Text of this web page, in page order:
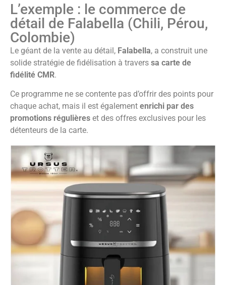
L’exemple : le commerce de
détail de Falabella (Chili, Pérou,
Colombie)
Le géant de la vente au détail, Falabella, a construit une
solide stratégie de fidélisation à travers sa carte de
fidélité CMR.
Ce programme ne se contente pas d’offrir des points pour
chaque achat, mais il est également enrichi par des
promotions régulières et des offres exclusives pour les
détenteurs de la carte.